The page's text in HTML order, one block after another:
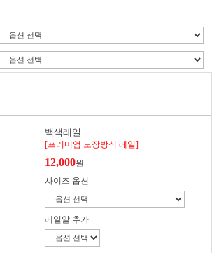
백색레일
[프리미엄 도장방식 레일]
12,000원
사이즈 옵션
레일알 추가